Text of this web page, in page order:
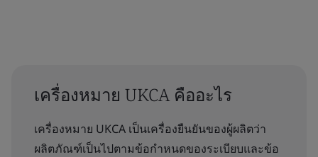
เครื่องหมาย UKCA คืออะไร
เครื่องหมาย UKCA เป็นเครื่องยืนยันของผู้ผลิตว่า
ผลิตภัณฑ์เป็นไปตามข้อกำหนดของระเบียบและข้อ